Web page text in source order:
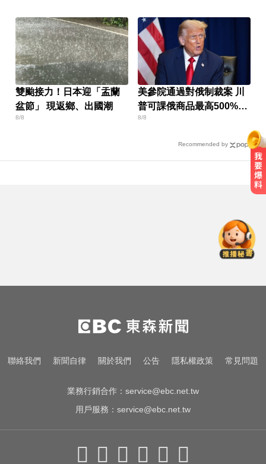
雙颱接力！日本迎「盂蘭
盆節」 現返鄉、出國潮
8/8
美參院通過對俄制裁案 川
普可課俄商品最高500%關
稅
8/8
Recommended by
事摧殘傳播妹 下場出爐
你也有膝蓋喀喀響？醫揭1習慣 恐
害越走越沒力
快訊／白海豚逼近！新竹縣尖石、
聯絡我們 新聞自律 關於我們 公告 隱私權政策 常見問題
業務行銷合作： service@ebc.net.tw
用戶服務： service@ebc.net.tw